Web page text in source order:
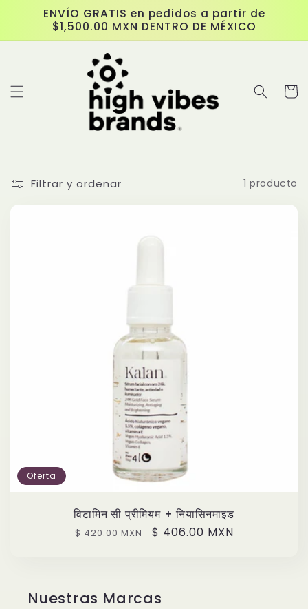
directamente
al contenido
ENVÍO GRATIS en pedidos a partir de
$1,500.00 MXN DENTRO DE MÉXICO
Carrito
Filtrar y ordenar 1 producto
Oferta
विटामिन सी प्रीमियम + नियासिनमाइड
Precio
$ 420.00 MXN
Precio
$ 406.00 MXN
Nuestras Marcas